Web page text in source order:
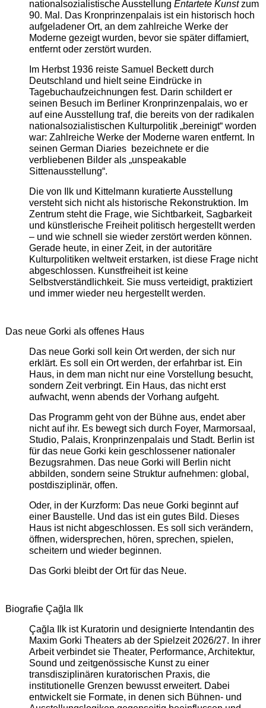
nationalsozialistische Ausstellung Entartete Kunstzum
90. Mal. Das Kronprinzenpalais ist ein historisch hoch
aufgeladener Ort, an dem zahlreiche Werke der
Moderne gezeigt wurden, bevor sie später diffamiert,
entfernt oder zerstört wurden.
Im Herbst 1936 reiste Samuel Beckett durch
Deutschland und hielt seine Eindrücke in
Tagebuchaufzeichnungen fest. Darin schildert er
seinen Besuch im Berliner Kronprinzenpalais, wo er
auf eine Ausstellung traf, die bereits von der radikalen
nationalsozialistischen Kulturpolitik „bereinigt“ worden
war: Zahlreiche Werke der Moderne waren entfernt. In
seinen German Diaries bezeichnete er die
verbliebenen Bilder als „unspeakable
Sittenausstellung“.
Die von Ilk und Kittelmann kuratierte Ausstellung
versteht sich nicht als historische Rekonstruktion. Im
Zentrum steht die Frage, wie Sichtbarkeit, Sagbarkeit
und künstlerische Freiheit politisch hergestellt werden
– und wie schnell sie wieder zerstört werden können.
Gerade heute, in einer Zeit, in der autoritäre
Kulturpolitiken weltweit erstarken, ist diese Frage nicht
abgeschlossen. Kunstfreiheit ist keine
Selbstverständlichkeit. Sie muss verteidigt, praktiziert
und immer wieder neu hergestellt werden.
Das neue Gorki als offenes Haus
Das neue Gorki soll kein Ort werden, der sich nur
erklärt. Es soll ein Ort werden, der erfahrbar ist. Ein
Haus, in dem man nicht nur eine Vorstellung besucht,
sondern Zeit verbringt. Ein Haus, das nicht erst
aufwacht, wenn abends der Vorhang aufgeht.
Das Programm geht von der Bühne aus, endet aber
nicht auf ihr. Es bewegt sich durch Foyer, Marmorsaal,
Studio, Palais, Kronprinzenpalais und Stadt. Berlin ist
für das neue Gorki kein geschlossener nationaler
Bezugsrahmen. Das neue Gorki will Berlin nicht
abbilden, sondern seine Struktur aufnehmen: global,
postdisziplinär, offen.
Oder, in der Kurzform: Das neue Gorki beginnt auf
einer Baustelle. Und das ist ein gutes Bild. Dieses
Haus ist nicht abgeschlossen. Es soll sich verändern,
öffnen, widersprechen, hören, sprechen, spielen,
scheitern und wieder beginnen.
Das Gorki bleibt der Ort für das Neue.
Biografie Çağla Ilk
Çağla Ilk ist Kuratorin und designierte Intendantin des
Maxim Gorki Theaters ab der Spielzeit 2026/27. In ihrer
Arbeit verbindet sie Theater, Performance, Architektur,
Sound und zeitgenössische Kunst zu einer
transdisziplinären kuratorischen Praxis, die
institutionelle Grenzen bewusst erweitert. Dabei
entwickelt sie Formate, in denen sich Bühnen- und